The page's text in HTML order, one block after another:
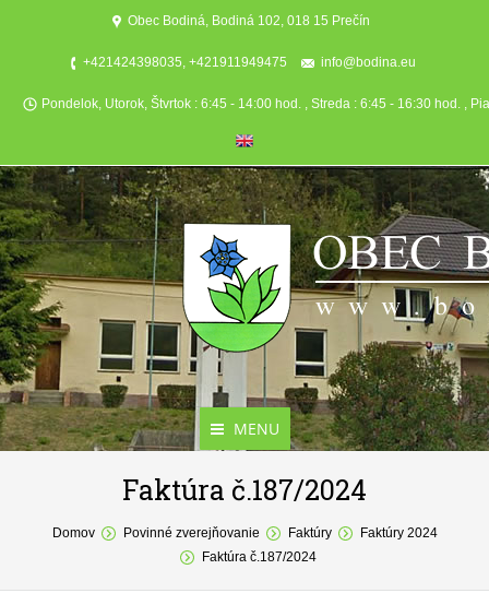
Obec Bodiná, Bodiná 102, 018 15 Prečín
+421424398035, +421911949475 info@bodina.eu
Pondelok, Utorok, Štvrtok : 6:45 - 14:00 hod. , Streda : 6:45 - 16:30 hod. ,
MENU
Aktuality
O obci
Faktúra č.187/2024
You are here:
Domov Povinné zverejňovanie Faktúry
Faktúry 2024
Faktúra č.187/2024